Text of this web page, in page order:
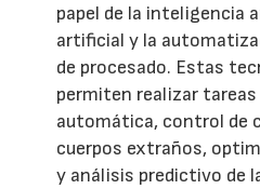
papel de la inteligencia
artificial y la
de procesado. Estas
permiten realizar
automática, control de
cuerpos extraños,
y análisis predictivo de